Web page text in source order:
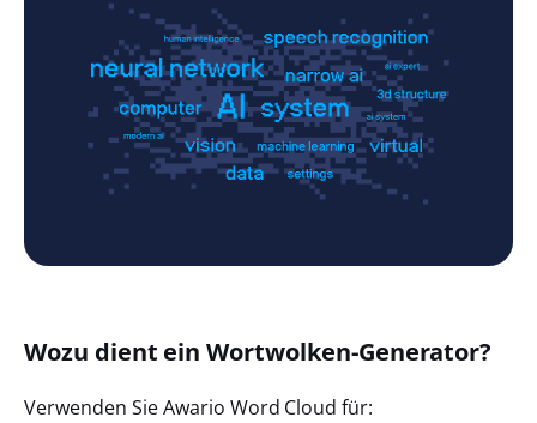
Wozu dient ein Wortwolken-Generator?
Verwenden Sie Awario Word Cloud für: